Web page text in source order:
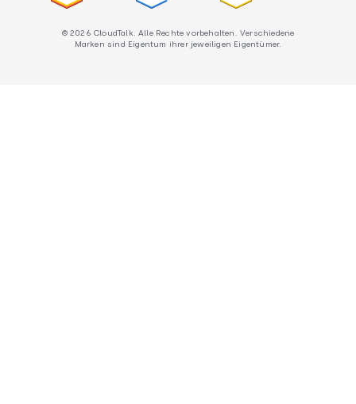
© 2026 CloudTalk. Alle Rechte vorbehalten. Verschiedene
Marken sind Eigentum ihrer jeweiligen Eigentümer.